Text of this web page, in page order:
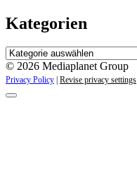
Kategorien
Kategorien
© 2026 Mediaplanet Group
Privacy Policy Revise privacy settings